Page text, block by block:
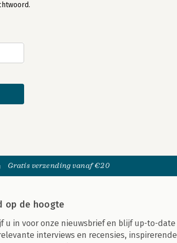
Gratis verzending vanaf €20
op de hoogte
u in voor onze nieuwsbrief en blijf up-to-date
interviews en recensies, inspirerende